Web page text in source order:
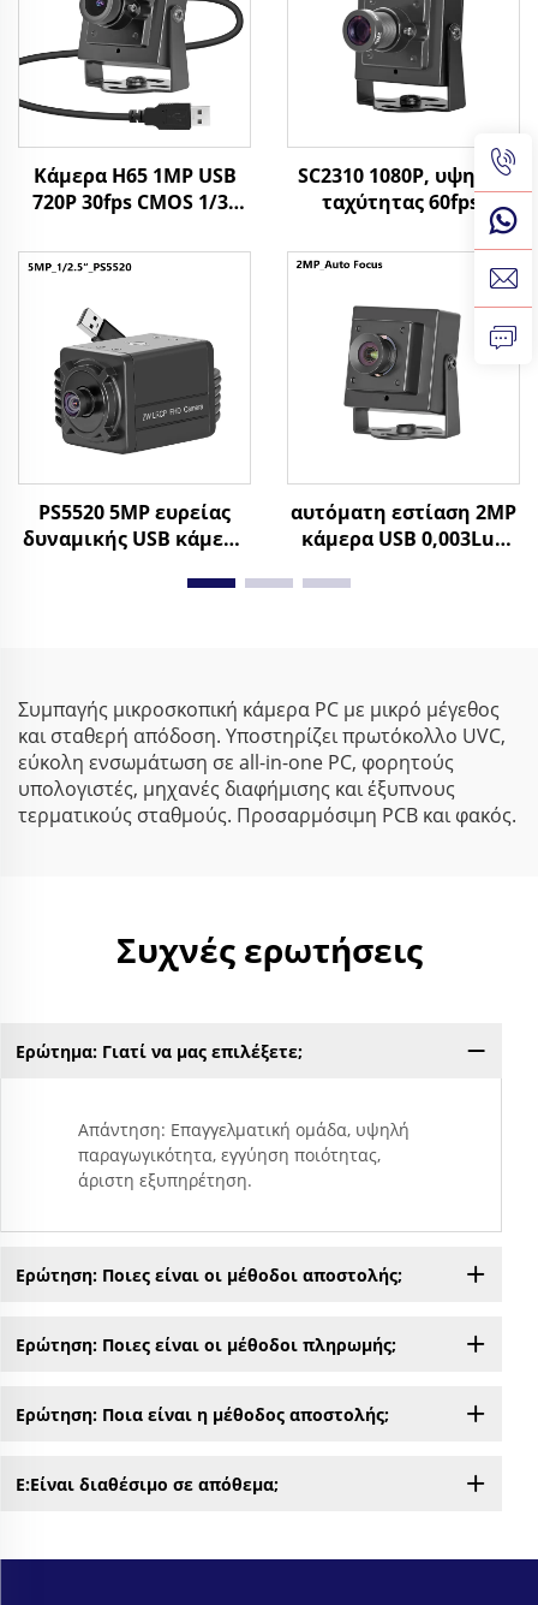
Κάμερα H65 1MP USB
720P 30fps CMOS 1/3"
Megapixel Mini Κάμερα
Windows/Android/linux
SC2310 1080P, υψηλής
ταχύτητας 60fps,
ιστοκάμερα USB, 2MP,
UVC, OTG, plug and
play, μικρή HD κάμερα
PS5520 5MP ευρείας
δυναμικής USB κάμερα
30FPS μικρή κάμερα
αυτόματη εστίαση 2MP
κάμερα USB 0,003Lux
1080P δυναμικό εύρος
Συμπαγής μικροσκοπική κάμερα PC με μικρό μέγεθος
και σταθερή απόδοση. Υποστηρίζει πρωτόκολλο UVC,
εύκολη ενσωμάτωση σε all-in-one PC, φορητούς
υπολογιστές, μηχανές διαφήμισης και έξυπνους
τερματικούς σταθμούς. Προσαρμόσιμη PCB και φακός.
Συχνές ερωτήσεις
Ερώτημα: Γιατί να μας επιλέξετε;
Απάντηση: Επαγγελματική ομάδα, υψηλή
παραγωγικότητα, εγγύηση ποιότητας,
άριστη εξυπηρέτηση.
Ερώτηση: Ποιες είναι οι μέθοδοι αποστολής;
Ερώτηση: Ποιες είναι οι μέθοδοι πληρωμής;
Ερώτηση: Ποια είναι η μέθοδος αποστολής;
Ε:Είναι διαθέσιμο σε απόθεμα;